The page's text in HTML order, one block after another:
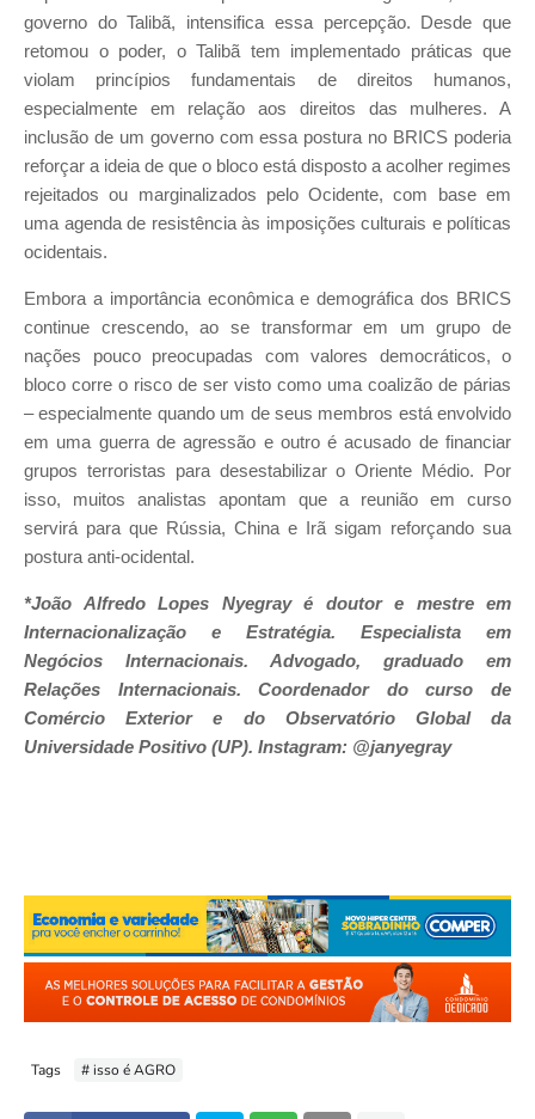
governo do Talibã, intensifica essa percepção. Desde que
retomou o poder, o Talibã tem implementado práticas que
violam princípios fundamentais de direitos humanos,
especialmente em relação aos direitos das mulheres. A
inclusão de um governo com essa postura no BRICS poderia
reforçar a ideia de que o bloco está disposto a acolher regimes
rejeitados ou marginalizados pelo Ocidente, com base em
uma agenda de resistência às imposições culturais e políticas
ocidentais.
Embora a importância econômica e demográfica dos BRICS
continue crescendo, ao se transformar em um grupo de
nações pouco preocupadas com valores democráticos, o
bloco corre o risco de ser visto como uma coalizão de párias
– especialmente quando um de seus membros está envolvido
em uma guerra de agressão e outro é acusado de financiar
grupos terroristas para desestabilizar o Oriente Médio. Por
isso, muitos analistas apontam que a reunião em curso
servirá para que Rússia, China e Irã sigam reforçando sua
postura anti-ocidental.
*João Alfredo Lopes Nyegray é doutor e mestre em
Internacionalização e Estratégia. Especialista em
Negócios Internacionais. Advogado, graduado em
Relações Internacionais. Coordenador do curso de
Comércio Exterior e do Observatório Global da
Universidade Positivo (UP). Instagram: @janyegray
Tags # isso é AGRO